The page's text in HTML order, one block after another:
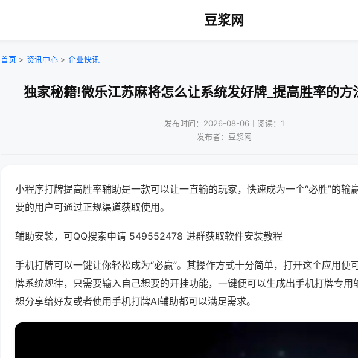
豆浆网
首页 > 资讯中心 > 企业快讯
独家秘籍!微乐江苏麻将怎么让系统发好牌_提高胜率的
发布时间：2026-08-06｜阅读：1
发布者：豆浆网
小程序打牌提高胜率辅助是一款可以让一直输的玩家，快速成为一个“必胜”的输
要的用户可通过正规渠道获取使用。
辅助安装，可QQ搜索申请 549552478 进群获取软件安装教程
手机打牌可以一键让你轻松成为“必赢”。其操作方式十分简单，打开这个应用便
牌系统规律，只需要输入自己想要的开挂功能，一键便可以生成出手机打牌专用
想分享给好友或者使用手机打牌AI辅助都可以满足需求。